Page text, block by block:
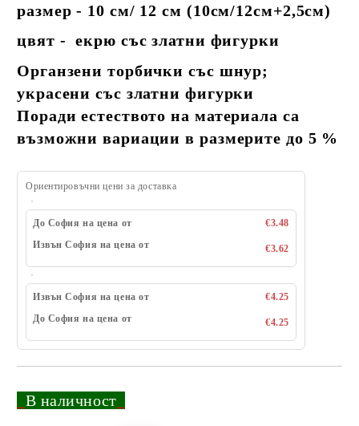
размер - 10 см/ 12 см (10см/12см+2,5см)
цвят - екрю със златни фигурки
Органзени торбички със шнур;
украсени със златни фигурки
Поради естеството на материала са
възможни вариации в размерите до 5 %
Ориентировъчни цени за доставка
До София на цена от
€3.48
Извън София на цена от
€3.62
Извън София на цена от
€4.25
До София на цена от
€4.25
В наличност